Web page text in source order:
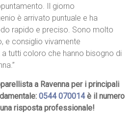
Il giorno
è arrivato puntuale e ha
rapido e preciso. Sono molto
e consiglio vivamente
a tutti coloro che hanno bisogno di
a Ravenna per i principali
0544 070014è il numero
risposta professionale!